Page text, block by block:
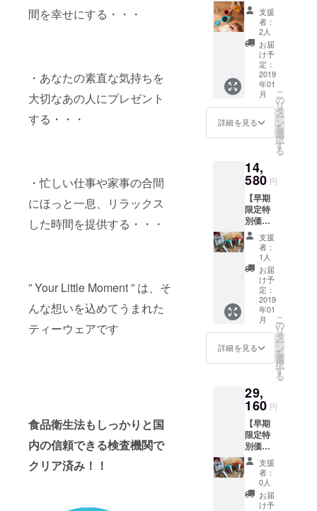
間を幸せにする・・・
・あなたの素直な気持ちを
大切なあの人にプレゼント
する・・・
・忙しい仕事や家事の合間
にほっと一息、リラックス
した時間を提供する・・・
” Your Little Moment ” は、そ
んな想いを込めてうまれた
ティーウェアです
食品衛生法もしっかりと国
内の信頼できる検査機関で
クリア済み！！
ださ
い。 ※
ご注文
状況、
使用部
材の供
給状
況、製
造工程
上の都
合等に
る場合
があり
ます。
6,480円
（税
込） 参
考送
料：700
円（税
込）を
プラス
した場
合、総
額7,180
様は変
更にな
る可能
性もご
ざいま
す。ご
了承く
ださ
い。 ※
ご注文
状況、
使用部
材の供
給状
況、製
造工程
上の都
が遅れ
る場合
があり
ます。
格】
28％OF
F ・
Your
Little
Momen
t ペア
セット
（ご希
望のカ
ラーを
２つ選
択くだ
（送料
込） ・
一般予
定販売
価格
12,960
円（税
込） 参
考送
料：
1000円
（税
込）を
プラス
した場
合、総
額
ン・仕
様は変
更にな
る可能
性もご
ざいま
す。ご
了承く
ださ
い。 ※
ご注文
支援
者：
2人
お届
け予
定：
2019
年01
月
詳細を見る
こ
の
リ
タ
ー
ン
を
選
択
す
る
14,
580 円
【早期
限定特
別価
格】
28％OF
F ・
Your
Little
Momen
t 3バー
ジョン
セット
（ピン
ク：ポ
ピー花
柄／ブ
十字模
様／グ
レー：
ハニカ
ム模
様）
（送料
込） ・
一般予
定販売
価格
支援
者：
1人
お届
け予
定：
2019
年01
月
詳細を見る
こ
の
リ
タ
ー
ン
を
選
択
す
る
29,
160 円
【早期
限定特
別価
格】
28％OF
Your
Little
支援
者：
0人
お届
け予